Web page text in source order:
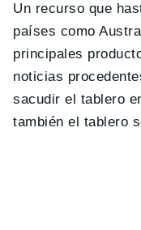
Un recurso que
países como
principales
noticias
sacudir el tablero
también el tablero